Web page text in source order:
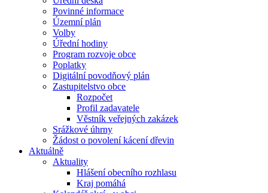
Povinné informace
Územní plán
Volby
Úřední hodiny
Program rozvoje obce
Poplatky
Digitální povodňový plán
Zastupitelstvo obce
Rozpočet
Profil zadavatele
Věstník veřejných zakázek
Srážkové úhrny
Žádost o povolení kácení dřevin
Aktuálně
Aktuality
Hlášení obecního rozhlasu
Kraj pomáhá